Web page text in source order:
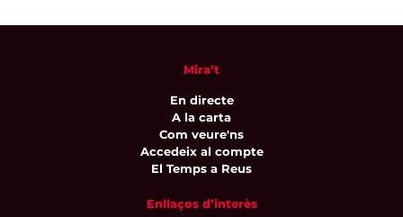
Mira’t
En directe
A la carta
Com veure'ns
Accedeix al compte
El Temps a Reus
Enllaços d’interès